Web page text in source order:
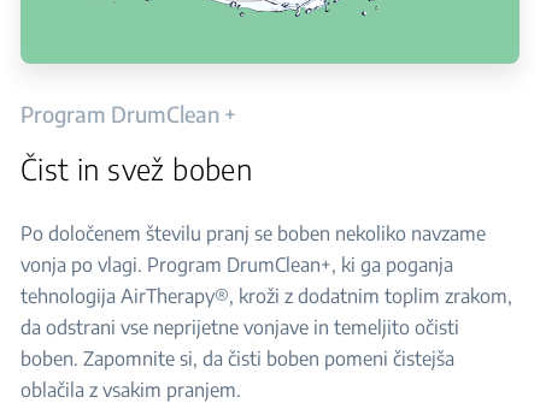
Program DrumClean +
Čist in svež boben
Po določenem številu pranj se boben nekoliko navzame
vonja po vlagi. Program DrumClean+, ki ga poganja
tehnologija AirTherapy®, kroži z dodatnim toplim zrakom,
da odstrani vse neprijetne vonjave in temeljito očisti
boben. Zapomnite si, da čisti boben pomeni čistejša
oblačila z vsakim pranjem.